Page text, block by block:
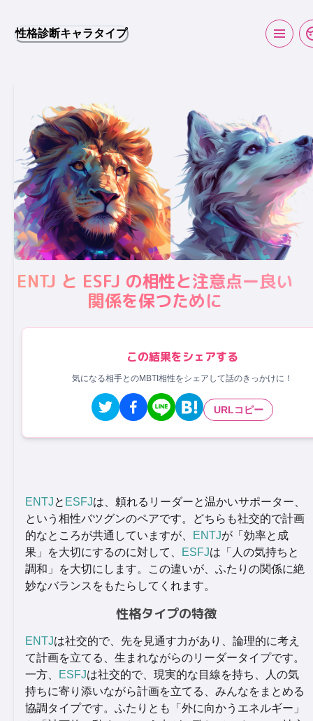
性格診断キャラタイプ
ENTJ と ESFJ の相性と注意点ー良い
関係を保つために
この結果をシェアする
気になる相手とのMBTI相性をシェアして話のきっかけに！
URLコピー
ENTJと ESFJは、頼れるリーダーと温かいサポーター、
という相性バツグンのペアです。どちらも社交的で計画
的なところが共通していますが、
ENTJが「効率と成
果」を大切にするのに対して、
ESFJは「人の気持ちと
調和」を大切にします。この違いが、ふたりの関係に絶
妙なバランスをもたらしてくれます。
性格タイプの特徴
ENTJは社交的で、先を見通す力があり、論理的に考え
て計画を立てる、生まれながらのリーダータイプです。
一方、
ESFJは社交的で、現実的な目線を持ち、人の気
持ちに寄り添いながら計画を立てる、みんなをまとめる
協調タイプです。ふたりとも「外に向かうエネルギー」